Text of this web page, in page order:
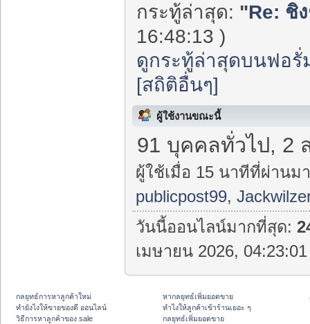
กระทู้ล่าสุด: "Re: ชิ
16:48:13 )
ดูกระทู้ล่าสุดบนฟอรั่
[สถิติอื่นๆ]
ผู้ใช้งานขณะนี้
91 บุคคลทั่วไป, 2
ผู้ใช้เมื่อ 15 นาทีที่ผ่านม
publicpost99,
วันนี้ออนไลน์มากที่สุด:
เมษายน 2026,
กลยุทธ์การหาลูกค้าใหม่
ทํายังไงให้ขายของดี ออนไลน์
วิธีการหาลูกค้าของ sale
หากลยุทธ์เพิ่มยอดขาย
ทําไงให้ลูกค้าเข้าร้านเยอะ ๆ
กลยุทธ์เพิ่มยอดขาย